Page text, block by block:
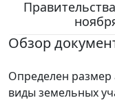
Обзор
Определен размер
виды земельных